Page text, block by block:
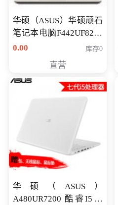
华硕（ASUS）华硕顽石
笔记本电脑F442UF8250
八代独显轻薄办公商务
0.00 库存0
直营
华硕（ASUS）
A480UR7200 酷睿I5超